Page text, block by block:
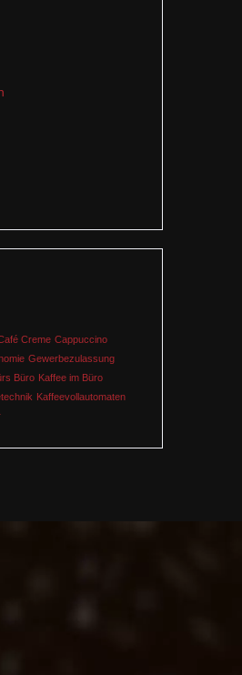
Creme Cappuccino
Gewerbezulassung
Büro Kaffee im Büro
Kaffeevollautomaten